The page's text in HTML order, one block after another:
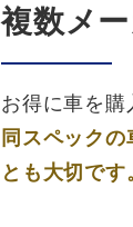
複数メ
お得に車を購
同スペック
とも大切です